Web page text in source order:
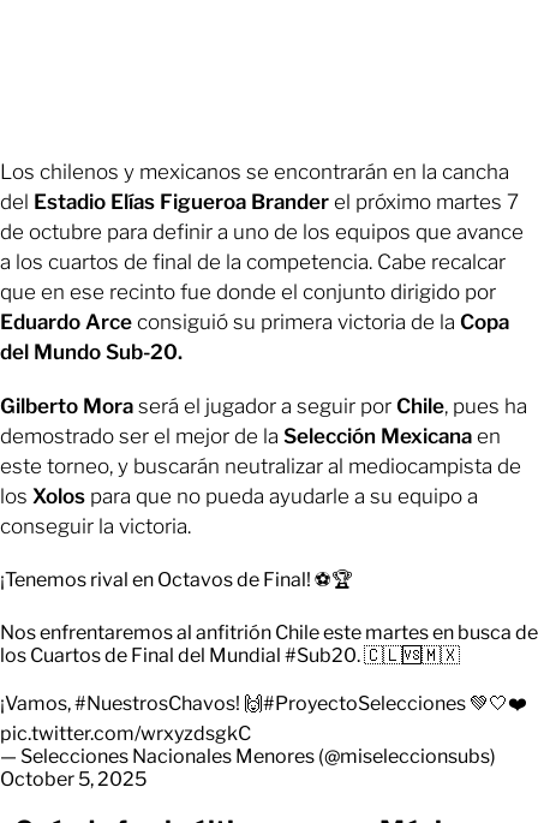
Los chilenos y mexicanos se encontrarán en la cancha
del Estadio Elías Figueroa Brander el próximo martes 7
de octubre para definir a uno de los equipos que avance
a los cuartos de final de la competencia. Cabe recalcar
que en ese recinto fue donde el conjunto dirigido por
Eduardo Arce consiguió su primera victoria de la Copa
del Mundo Sub-20.
Gilberto Mora será el jugador a seguir por Chile, pues ha
demostrado ser el mejor de la Selección Mexicana en
este torneo, y buscarán neutralizar al mediocampista de
los Xolos para que no pueda ayudarle a su equipo a
conseguir la victoria.
¡Tenemos rival en Octavos de Final! ⚽🏆
Nos enfrentaremos al anfitrión Chile este martes en busca de
los Cuartos de Final del Mundial #Sub20. 🇨🇱🆚🇲🇽
¡Vamos,#NuestrosChavos! 🙌#ProyectoSelecciones 💚🤍❤️
pic.twitter.com/wrxyzdsgkC
— Selecciones Nacionales Menores (@miseleccionsubs)
October 5, 2025